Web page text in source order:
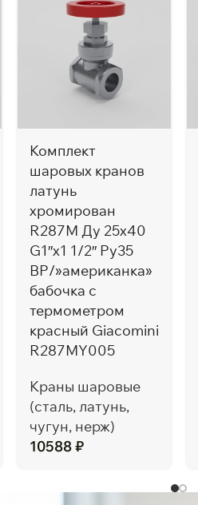
Комплект
шаровых кранов
латунь
хромирован
R287M Ду 25х40
G1″х1 1/2″ Ру35
ВР/»американка»
бабочка c
термометром
красный Giacomini
R287MY005
Краны шаровые
(сталь, латунь,
чугун, нерж)
10588₽